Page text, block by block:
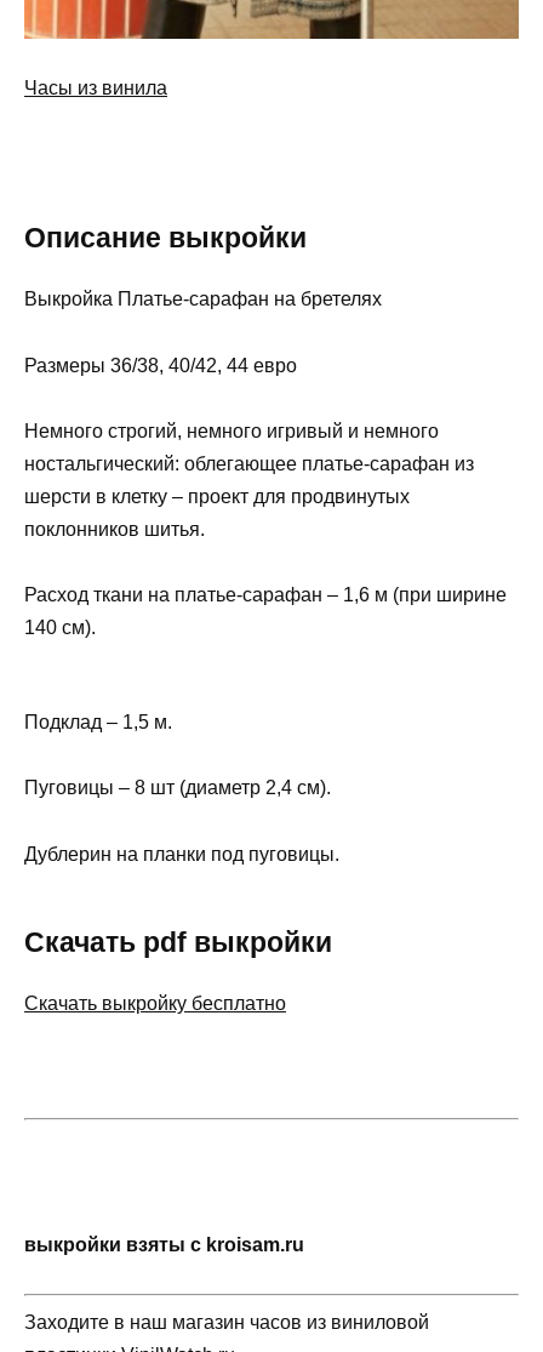
Часы из винила
Описание выкройки
Выкройка Платье-сарафан на бретелях
Размеры 36/38, 40/42, 44 евро
Немного строгий, немного игривый и немного
ностальгический: облегающее платье-сарафан из
шерсти в клетку – проект для продвинутых
поклонников шитья.
Расход ткани на платье-сарафан – 1,6 м (при ширине
140 см).
Подклад – 1,5 м.
Пуговицы – 8 шт (диаметр 2,4 см).
Дублерин на планки под пуговицы.
Скачать pdf выкройки
Скачать выкройку бесплатно
выкройки взяты с kroisam.ru
Заходите в наш магазин часов из виниловой